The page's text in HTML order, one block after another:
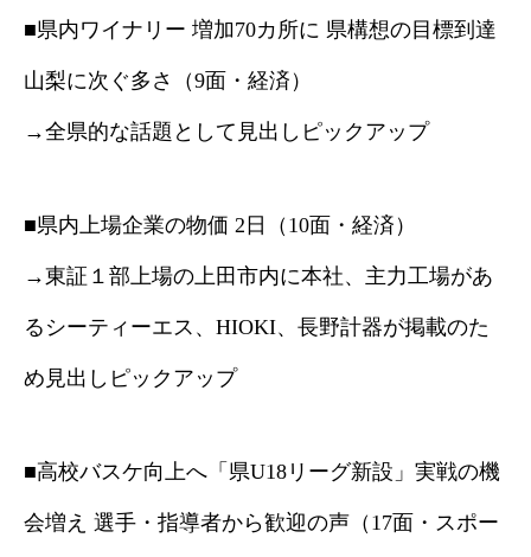
■県内ワイナリー 増加70カ所に 県構想の目標到達
山梨に次ぐ多さ（9面・経済）
→全県的な話題として見出しピックアップ
■県内上場企業の物価 2日（10面・経済）
→東証１部上場の上田市内に本社、主力工場があ
るシーティーエス、HIOKI、長野計器が掲載のた
め見出しピックアップ
■高校バスケ向上へ「県U18リーグ新設」実戦の機
会増え 選手・指導者から歓迎の声（17面・スポー